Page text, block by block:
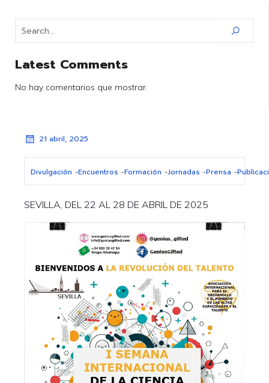
Latest Comments
No hay comentarios que mostrar.
21 abril, 2025
Divulgación -Encuentros -Formación -Jornadas -Prensa -
SEVILLA, DEL 22 AL 28 DE ABRIL DE 2025